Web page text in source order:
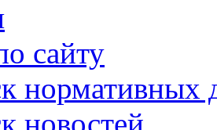
сайту
нормативных